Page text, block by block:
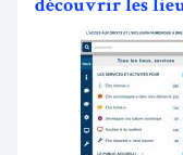
découvrir les